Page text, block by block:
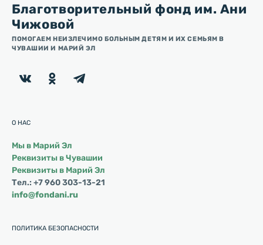
Благотворительный фонд им. Ани
Чижовой
ПОМОГАЕМ НЕИЗЛЕЧИМО БОЛЬНЫМ ДЕТЯМ И ИХ СЕМЬЯМ В
ЧУВАШИИ И МАРИЙ ЭЛ
О НАС
Мы в Марий Эл
Реквизиты в Чувашии
Реквизиты в Марий Эл
Тел.: +7 960 303-13-21
info@fondani.ru
ПОЛИТИКА БЕЗОПАСНОСТИ